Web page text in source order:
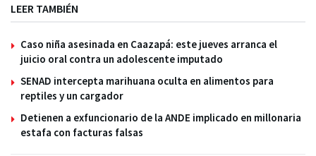
LEER TAMBIÉN
Caso niña asesinada en Caazapá: este jueves arranca el
juicio oral contra un adolescente imputado
SENAD intercepta marihuana oculta en alimentos para
reptiles y un cargador
Detienen a exfuncionario de la ANDE implicado en millonaria
estafa con facturas falsas